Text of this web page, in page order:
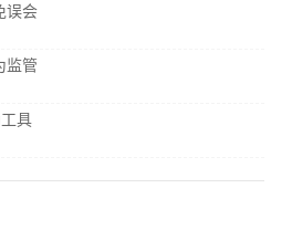
误会
监管
具